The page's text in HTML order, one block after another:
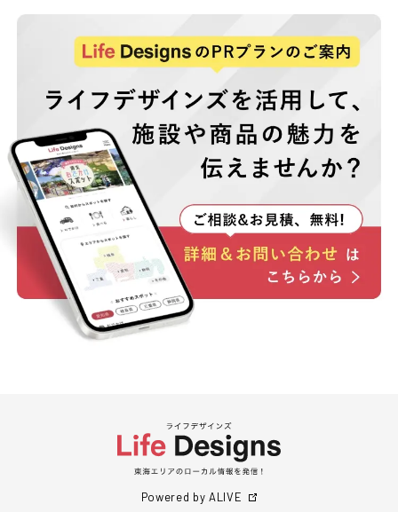
Powered by ALIVE